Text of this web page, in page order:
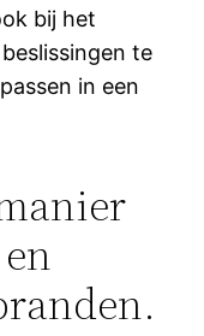
bij het
te
in een